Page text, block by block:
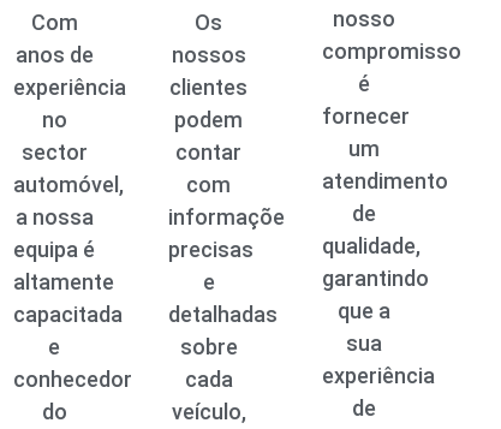
Com
anos de
experiência
no
sector
automóvel,
a nossa
equipa é
altamente
capacitada
e
conhecedora
do
Os
nossos
clientes
podem
contar
com
informações
precisas
e
detalhadas
sobre
cada
veículo,
nosso
compromisso
é
fornecer
um
atendimento
de
qualidade,
garantindo
que a
sua
experiência
de